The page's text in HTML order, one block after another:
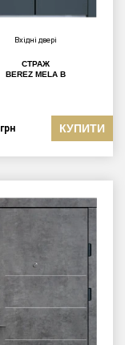
Вхідні двері
СТРАЖ
BEREZ MELA B
грн КУПИТИ